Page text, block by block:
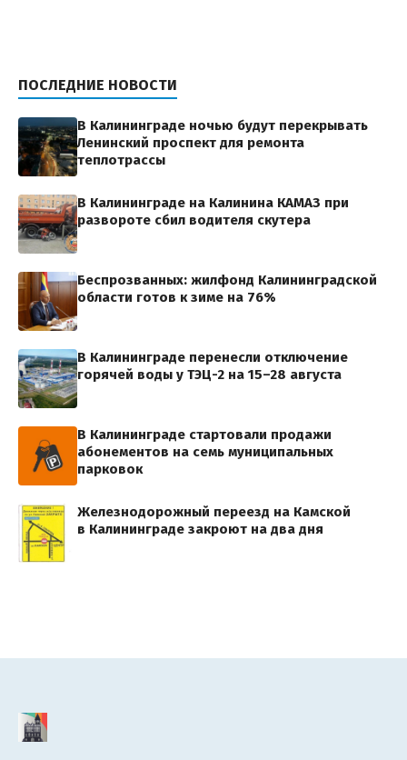
ПОСЛЕДНИЕ НОВОСТИ
В Калининграде ночью будут перекрывать
Ленинский проспект для ремонта
теплотрассы
В Калининграде на Калинина КАМАЗ при
развороте сбил водителя скутера
Беспрозванных: жилфонд Калининградской
области готов к зиме на 76%
В Калининграде перенесли отключение
горячей воды у ТЭЦ-2 на 15–28 августа
В Калининграде стартовали продажи
абонементов на семь муниципальных
парковок
Железнодорожный переезд на Камской
в Калининграде закроют на два дня